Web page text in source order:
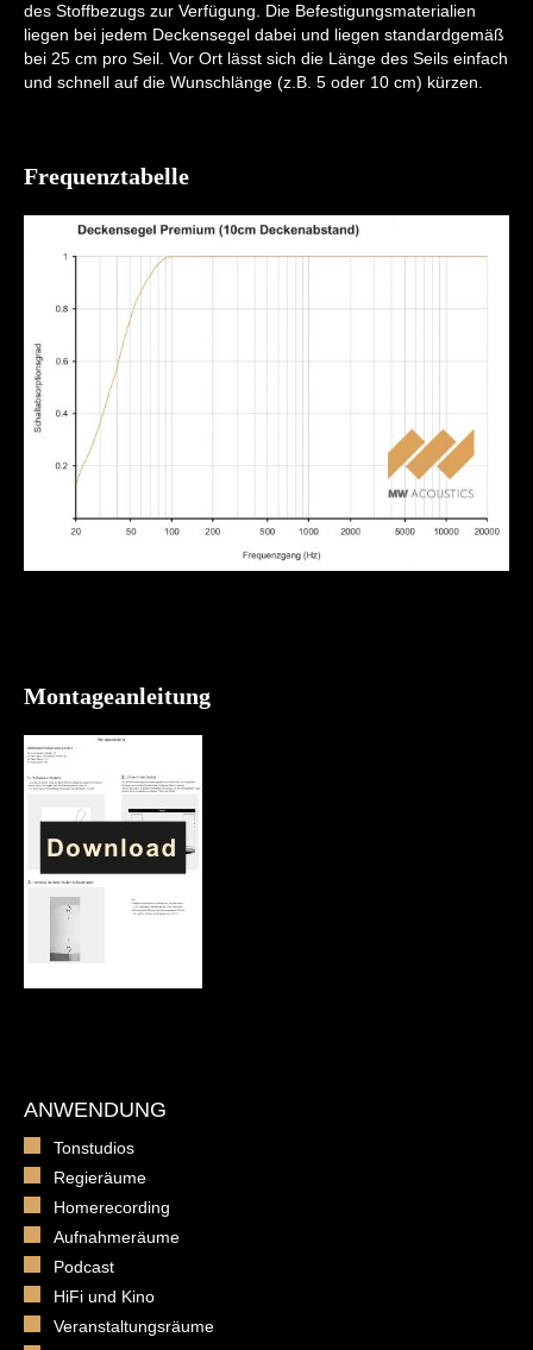
des Stoffbezugs zur Verfügung. Die Befestigungsmaterialien
liegen bei jedem Deckensegel dabei und liegen standardgemäß
bei 25 cm pro Seil. Vor Ort lässt sich die Länge des Seils einfach
und schnell auf die Wunschlänge (z.B. 5 oder 10 cm) kürzen.
Frequenztabelle
Montageanleitung
ANWENDUNG
Tonstudios
Regieräume
Homerecording
Aufnahmeräume
Podcast
HiFi und Kino
Veranstaltungsräume